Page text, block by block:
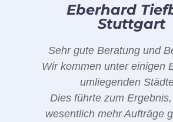
Eberhard
Stuttgart
Sehr gute Beratung und
Wir kommen unter einigen
umliegenden
Dies führte zum
wesentlich mehr Aufträge